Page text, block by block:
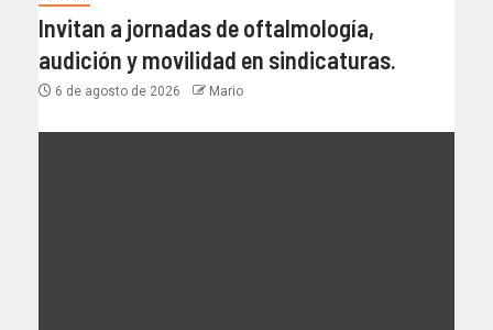
Invitan a jornadas de oftalmología,
audición y movilidad en sindicaturas.
6 de agosto de 2026 Mario